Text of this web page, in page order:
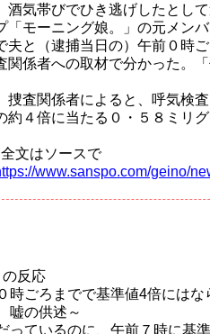
酒気帯びでひき逃げしたとし
「モーニング娘。」の元メン
夫と（逮捕当日の）午前０時
関係者への取材で分かった。
捜査関係者によると、呼気検
約４倍に当たる０・５８ミリ
全文はソースで
www.sanspo.com/geino/
の反応
時ごろまでで基準値4倍にはな
嘘の供述～
っているのに、午前７時に基